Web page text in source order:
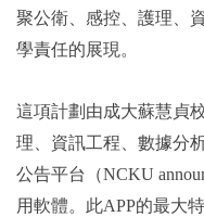
聚公衛、感控、護理、
學責任的展現。
這項計劃由成大蘇慧貞
理、資訊工程、數據分
公告平台（NCKU
用軟體。此APP的最大